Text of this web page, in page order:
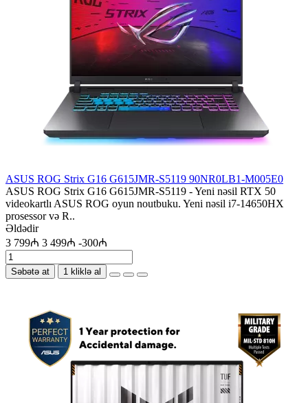
ASUS ROG Strix G16 G615JMR-S5119 90NR0LB1-M005E0
ASUS ROG Strix G16 G615JMR-S5119 - Yeni nəsil RTX 50
videokartlı ASUS ROG oyun noutbuku. Yeni nəsil i7-14650HX
prosessor və R..
Əldədir
3 799₼ 3 499₼ -300₼
Səbətə at 1 kliklə al